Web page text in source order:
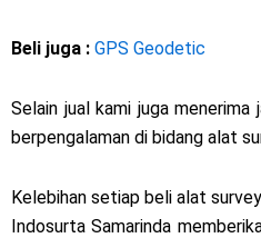
Beli juga : GPS Geodetic
Selain jual kami juga
berpengalaman di bidang alat
Kelebihan setiap beli alat
Indosurta Samarinda